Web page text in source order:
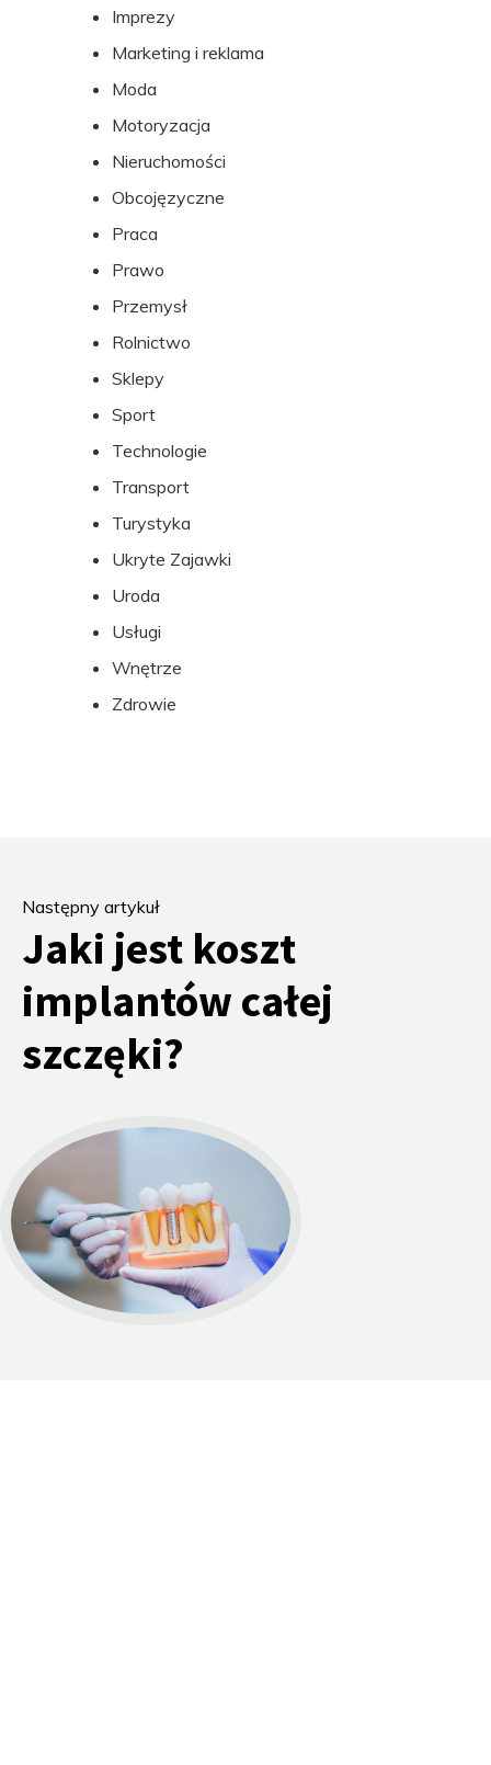
Imprezy
Marketing i reklama
Moda
Motoryzacja
Nieruchomości
Obcojęzyczne
Praca
Prawo
Przemysł
Rolnictwo
Sklepy
Sport
Technologie
Transport
Turystyka
Ukryte Zajawki
Uroda
Usługi
Wnętrze
Zdrowie
Następny artykuł
Jaki jest koszt
implantów całej
szczęki?